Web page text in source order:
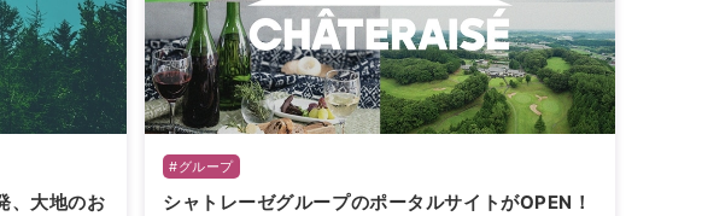
、大地のお
#グループ
シャトレーゼグループのポータルサイトがOPEN！